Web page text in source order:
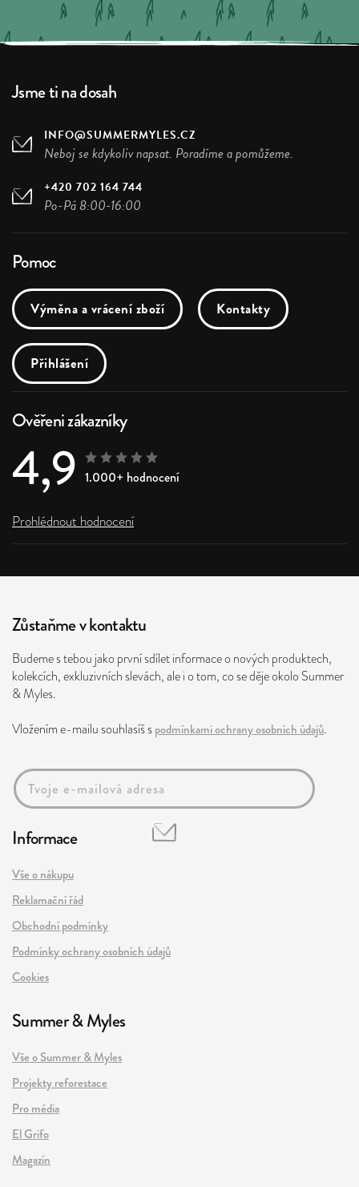
Jsme ti na dosah
INFO@SUMMERMYLES.CZ
Neboj se kdykoliv napsat. Poradíme a pomůžeme.
+420 702 164 744
Po-Pá 8:00-16:00
Pomoc
Výměna a vrácení zboží Kontakty
Přihlášení
Ověřeni zákazníky
4,9 1.000+ hodnocení
Prohlédnout hodnocení
Zůstaňme v kontaktu
Budeme s tebou jako první sdílet informace o nových produktech,
kolekcích, exkluzivních slevách, ale i o tom, co se děje okolo Summer
& Myles.
Vložením e-mailu souhlasíš spodmínkami ochrany osobních údajů.
Informace
Vše o nákupu
Reklamační řád
Obchodní podmínky
Podmínky ochrany osobních údajů
Cookies
Summer & Myles
Vše o Summer & Myles
Projekty reforestace
Pro média
El Grifo
Magazín